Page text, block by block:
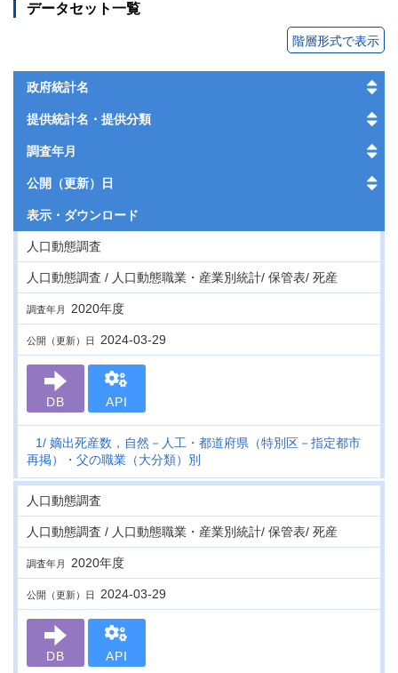
データセット一覧
階層形式で表示
政府統計名
提供統計名・提供分類
調査年月
公開（更新）日
表示・ ダウンロード
人口動態調査
人口動態調査 / 人口動態職業・産業別統計/ 保管表/ 死産
調査年月 2020年度
公開（更新）日 2024-03-29
DB API
1 嫡出死産数，自然－人工・都道府県（特別区－指定都市
再掲）・父の職業（大分類）別
人口動態調査
人口動態調査 / 人口動態職業・産業別統計/ 保管表/ 死産
調査年月 2020年度
公開（更新）日 2024-03-29
DB API